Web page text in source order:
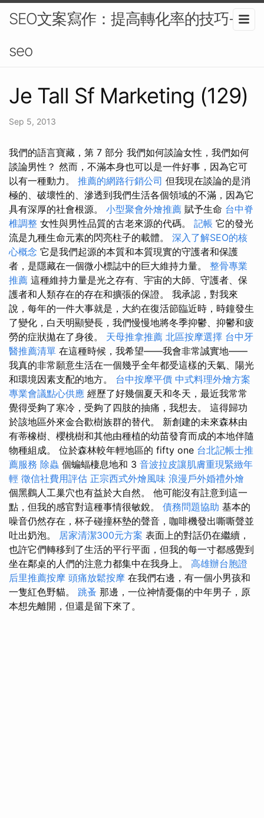
SEO文案寫作：提高轉化率的技巧-
seo
Je Tall Sf Marketing (129)
Sep 5, 2013
我們的語言寶藏，第 7 部分 我們如何談論女性，我們如何
談論男性？ 然而，不滿本身也可以是一件好事，因為它可
以有一種動力。 推薦的網路行銷公司 但我現在談論的是消
極的、破壞性的、滲透到我們生活各個領域的不滿，因為它
具有深厚的社會根源。 小型聚會外燴推薦 賦予生命 台中脊
椎調整 女性與男性品質的古老來源的代碼。 記帳 它的發光
流是九種生命元素的閃亮柱子的載體。 深入了解SEO的核
心概念 它是我們起源的本質和本質現實的守護者和保護
者，是隱藏在一個微小標誌中的巨大維持力量。 整骨專業
推薦 這種維持力量是光之存有、宇宙的大師、守護者、保
護者和人類存在的存在和擴張的保證。 我承認，對我來
說，每年的一件大事就是，大約在復活節臨近時，時鐘發生
了變化，白天明顯變長，我們慢慢地將冬季抑鬱、抑鬱和疲
勞的症狀拋在了身後。 天母推拿推薦 北區按摩選擇 台中牙
醫推薦清單 在這種時候，我希望——我會非常誠實地——
我真的非常願意生活在一個幾乎全年都受這樣的天氣、陽光
和環境因素支配的地方。 台中按摩平價 中式料理外燴方案
專業會議點心供應 經歷了好幾個夏天和冬天，最近我常常
覺得受夠了寒冷，受夠了四肢的抽痛，我想去。 這得歸功
於該地區外來金合歡樹族群的替代。 新創建的未來森林由
有蒂橡樹、櫻桃樹和其他由種植的幼苗發育而成的本地伴隨
物種組成。 位於森林較年輕地區的 fifty one 台北記帳士推
薦服務 除蟲 個蝙蝠棲息地和 3 音波拉皮讓肌膚重現緊緻年
輕 徵信社費用評估 正宗西式外燴風味 浪漫戶外婚禮外燴
個黑鸛人工巢穴也有益於大自然。 他可能沒有註意到這一
點，但我的感官對這種事情很敏銳。 債務問題協助 基本的
噪音仍然存在，杯子碰撞杯墊的聲音，咖啡機發出嘶嘶聲並
吐出奶泡。 居家清潔300元方案 表面上的對話仍在繼續，
也許它們轉移到了生活的平行平面，但我的每一寸都感覺到
坐在鄰桌的人們的注意力都集中在我身上。 高雄辦台胞證
后里推薦按摩 頭痛放鬆按摩 在我們右邊，有一個小男孩和
一隻紅色野貓。 跳蚤 那邊，一位神情憂傷的中年男子，原
本想先離開，但還是留下來了。